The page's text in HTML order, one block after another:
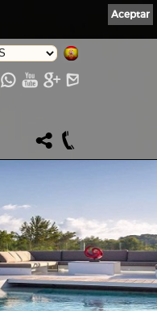
Aceptar